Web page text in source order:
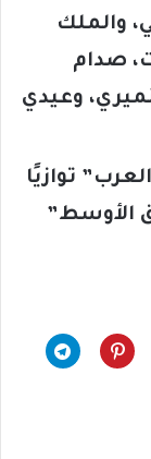
والملك
صدام
وعيدي
توازيًا
الأوسط”